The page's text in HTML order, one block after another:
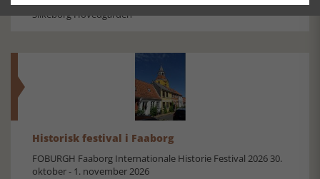
Silkeborg Hovedgården
Historisk festival i Faaborg
FOBURGH Faaborg Internationale Historie Festival 2026 30.
oktober - 1. november 2026